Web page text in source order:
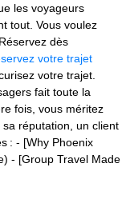
les voyageurs
tout. Vous voulez
dès
votre trajet
votre trajet.
fait toute la
fois, vous méritez
réputation, un client
: - [Why Phoenix
- [Group Travel Made